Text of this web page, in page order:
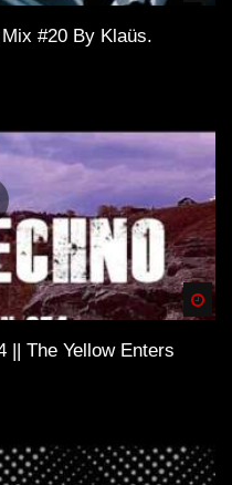
#20 By Klaüs.
|| The Yellow Enters